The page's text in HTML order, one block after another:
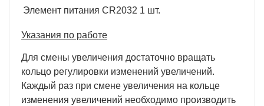
Элемент питания CR2032 1 шт.
Указания по работе
Для смены увеличения достаточно вращать
кольцо регулировки изменений увеличений.
Каждый раз при смене увеличения на кольце
изменения увеличений необходимо производить